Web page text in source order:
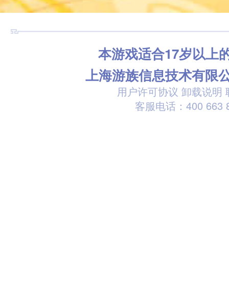
本游戏适合17岁以上
上海游族信息技术有限
用户许可协议 卸载说明
客服电话：400 663